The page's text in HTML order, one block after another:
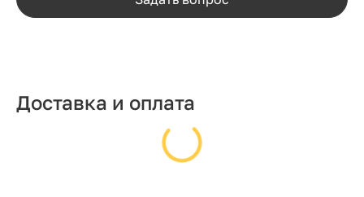
Доставка и оплата